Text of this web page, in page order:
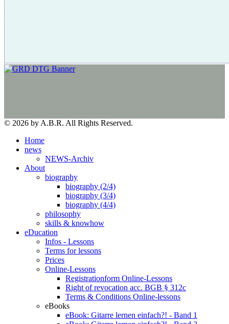
© 2026 by A.B.R. All Rights Reserved.
Home
news
NEWS-Archiv
About
biography
biography (2/4)
biography (3/4)
biography (4/4)
philosophy
skills & knowhow
eDucation
Infos - Lessons
Terms for lessons
Prices
Online-Lessons
Registrationform Online-Lessons
Right of revocation acc. BGB § 312c
Terms & Conditions Online-lessons
eBooks
eBook: Gitarre lernen einfach?! - Band 1